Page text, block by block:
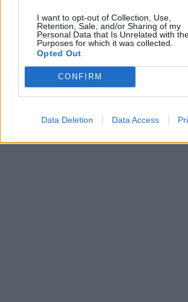
I want to opt-out of Collection, Use,
Retention, Sale, and/or Sharing of my
Personal Data that Is Unrelated with
Purposes for which it was collected.
Opted Out
CONFIRM
Data Deletion Data Access